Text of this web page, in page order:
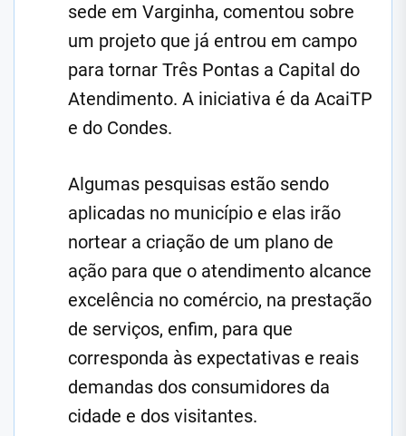
sede em Varginha, comentou sobre
um projeto que já entrou em campo
para tornar Três Pontas a Capital do
Atendimento. A iniciativa é da AcaiTP
e do Condes.
Algumas pesquisas estão sendo
aplicadas no município e elas irão
nortear a criação de um plano de
ação para que o atendimento alcance
excelência no comércio, na prestação
de serviços, enfim, para que
corresponda às expectativas e reais
demandas dos consumidores da
cidade e dos visitantes.